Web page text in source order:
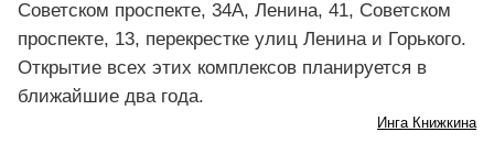
Советском проспекте, 34А, Ленина, 41, Советском
проспекте, 13, перекрестке улиц Ленина и Горького.
Открытие всех этих комплексов планируется в
ближайшие два года.
Инга Книжкина